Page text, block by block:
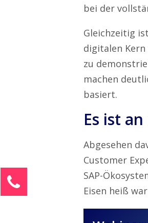
bei der
Gleichzeitig
digitalen Kern
zu
machen
basiert.
Es ist
Abgesehen
Customer
SAP-
Eisen heiß
Kontaktieren Sie uns!
Johanna-
Kundenservice